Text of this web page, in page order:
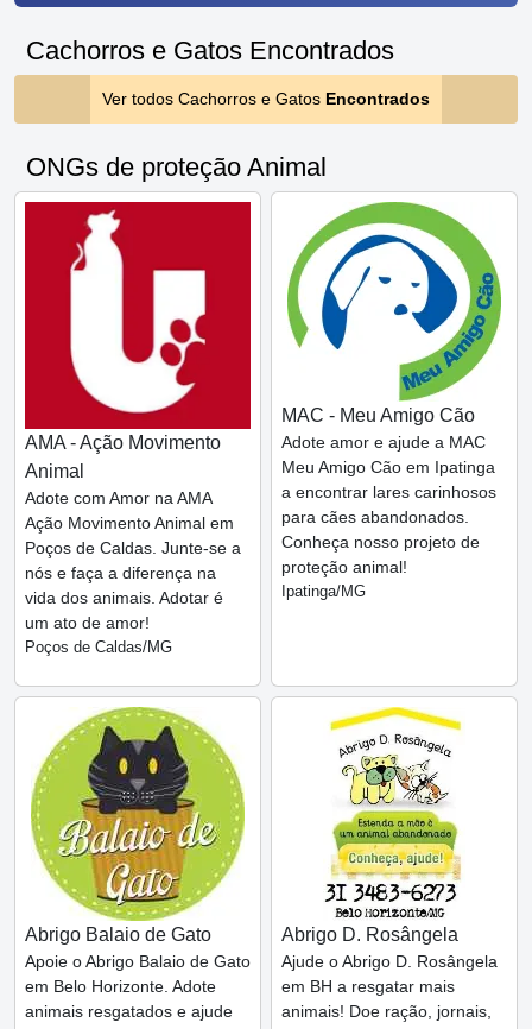
Cachorros e Gatos Encontrados
Ver todos Cachorros e Gatos Encontrados
ONGs de proteção Animal
AMA - Ação Movimento
Animal
Adote com Amor na AMA
Ação Movimento Animal em
Poços de Caldas. Junte-se a
nós e faça a diferença na
vida dos animais. Adotar é
um ato de amor!
Poços de Caldas/MG
MAC - Meu Amigo Cão
Adote amor e ajude a MAC
Meu Amigo Cão em Ipatinga
a encontrar lares carinhosos
para cães abandonados.
Conheça nosso projeto de
proteção animal!
Ipatinga/MG
Abrigo Balaio de Gato
Apoie o Abrigo Balaio de Gato
em Belo Horizonte. Adote
animais resgatados e ajude
Abrigo D. Rosângela
Ajude o Abrigo D. Rosângela
em BH a resgatar mais
animais! Doe ração, jornais,